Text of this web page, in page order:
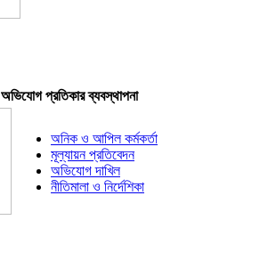
অভিযোগ প্রতিকার ব্যবস্থাপনা
অনিক ও আপিল কর্মকর্তা
মূল্যায়ন প্রতিবেদন
অভিযোগ দাখিল
নীতিমালা ও নির্দেশিকা